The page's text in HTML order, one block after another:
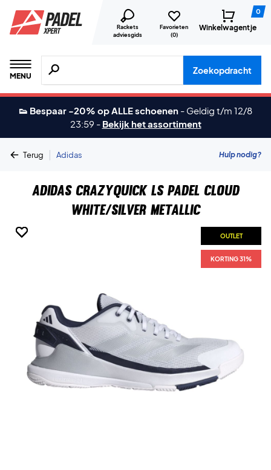
Rackets
adviesgids
Favorieten
(0)
0
Winkelwagentje
MENU
Zoeken naar producten, merken etc.
Zoekopdracht
👟 Bespaar -20% op ALLE schoenen - Geldig t/m 12/8
23:59 - Bekijk het assortiment
Terug | Adidas Hulp nodig?
Adidas Crazyquick LS Padel Cloud
White/Silver Metallic
OUTLET
KORTING 31%
OUTLET
KORTING 31%
OUTLET
KORTING 31%
OUTLET
KORTING 31%
OUTLET
KORTING 31%
OUTLET
KORTING 31%